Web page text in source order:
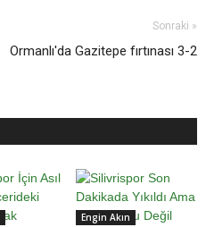
Sonraki »
Ormanlı'da Gazitepe fırtınası 3-2
Engin Akın